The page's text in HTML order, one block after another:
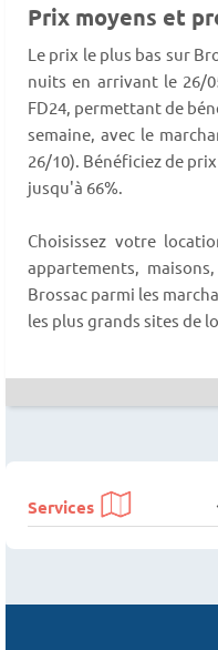
Prix moyens et
Le prix le plus bas sur
nuits en arrivant le 26/
FD24, permettant de
semaine, avec le
26/10). Bénéficiez de
jusqu'à 66%.
Choisissez votre
appartements,
Brossac parmi les
les plus grands sites de
Services